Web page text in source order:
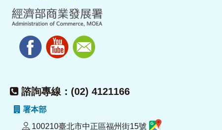
諮詢專線：(02) 4121166
署本部
100210臺北市中正區福州街15號